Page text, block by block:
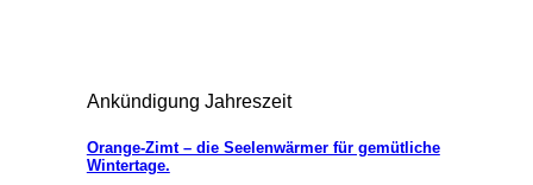
Ankündigung Jahreszeit
Orange-Zimt – die Seelenwärmer für gemütliche
Wintertage.